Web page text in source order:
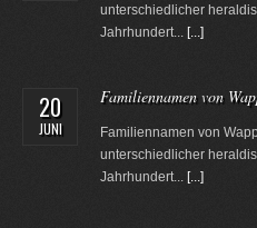
unterschiedlicher
Jahrhundert... [...]
20
JUNI
Familiennamen von
Familiennamen von
unterschiedlicher
Jahrhundert... [...]